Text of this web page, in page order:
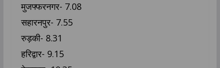
मुजफ्फरनगर- 7.08
सहारनपुर- 7.55
रुड़की- 8.31
हरिद्वार- 9.15